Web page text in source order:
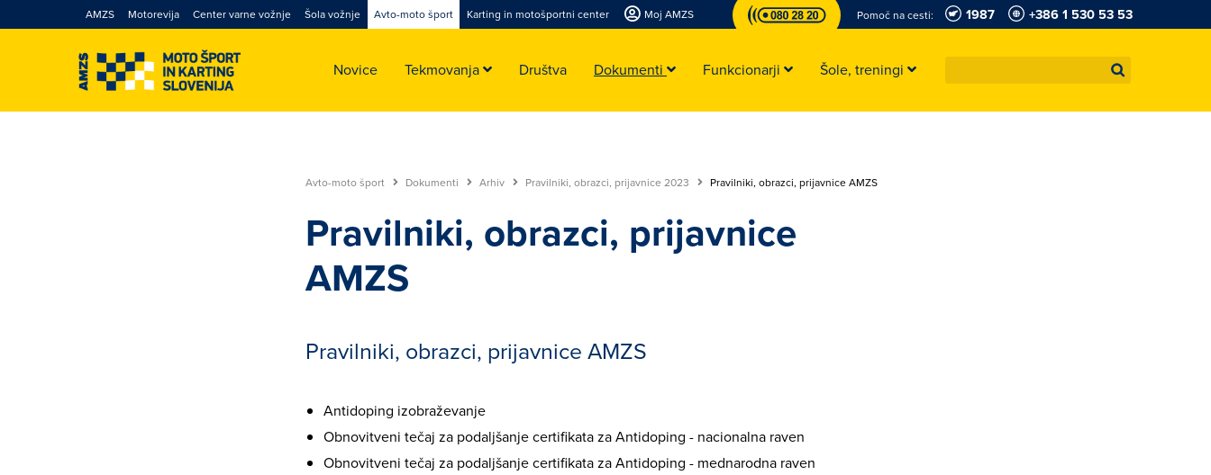
AMZS Motorevija Center varne vožnje Šola vožnje Avto-moto šport Karting in motošportni center Moj AMZS Pomoč na cesti: 1987 +386 1 530 53 53
Novice Tekmovanja Društva Dokumenti Funkcionarji Šole, treningi
Avto-moto šport Dokumenti Arhiv Pravilniki, obrazci, prijavnice 2023 Pravilniki, obrazci, prijavnice AMZS
Pravilniki, obrazci, prijavnice
AMZS
Pravilniki, obrazci, prijavnice AMZS
Antidoping izobraževanje
Obnovitveni tečaj za podaljšanje certifikata za Antidoping - nacionalna raven
Obnovitveni tečaj za podaljšanje certifikata za Antidoping - mednarodna raven